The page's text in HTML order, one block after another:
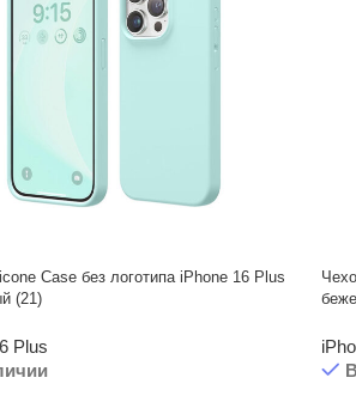
Case без логотипа iPhone 16 Plus
(21)
Plus